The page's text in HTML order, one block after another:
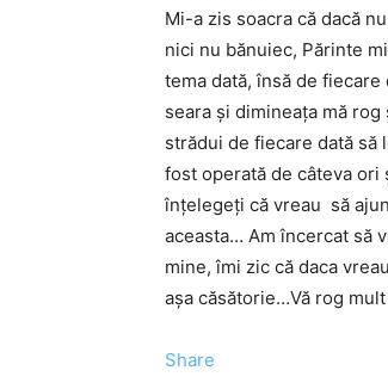
Mi-a zis soacra că dacă
nici nu bănuiec, Părinte
tema dată, însă de
seara şi dimineaţa mă
strădui de fiecare dată să
fost operată de câteva ori
înţelegeţi că vreau să
aceasta… Am încercat să
mine, îmi zic că daca
aşa căsătorie…Vă rog
Share